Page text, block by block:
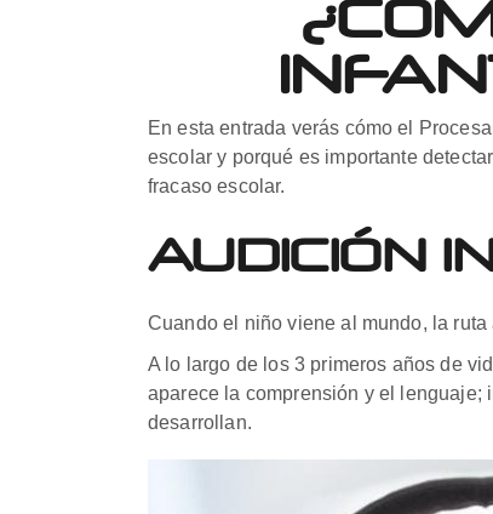
En esta entrada verás cómo el
escolar y porqué es importante
fracaso escolar.
AUDICIÓN
Cuando el niño viene al mundo, la
A lo largo de los 3 primeros años de
aparece la comprensión y el lenguaje;
desarrollan.